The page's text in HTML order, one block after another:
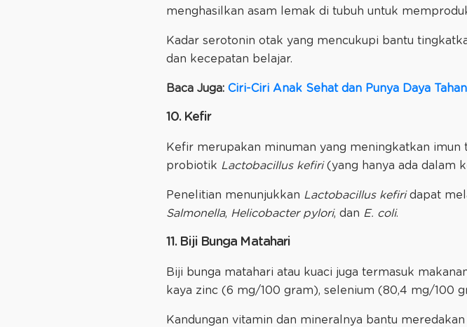
menghasilkan asam lemak di tubuh untuk
Kadar serotonin otak yang mencukupi bantu
dan kecepatan belajar.
Baca Juga: Ciri-Ciri Anak Sehat dan Punya Daya
10. Kefir
Kefir merupakan minuman yang meningkatkan imun
probiotik Lactobacillus kefiri(yang hanya ada dalam
Penelitian menunjukkan Lactobacillus kefiridapat
Salmonella, Helicobacter pylori, dan E. coli.
11. Biji Bunga Matahari
Biji bunga matahari atau kuaci juga termasuk
kaya zinc (6 mg/100 gram), selenium (80,4 mg/100
Kandungan vitamin dan mineralnya bantu